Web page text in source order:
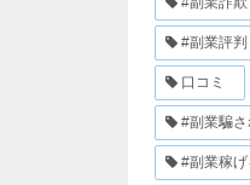
#副業評判
口コミ
#副業騙さ
#副業稼げ